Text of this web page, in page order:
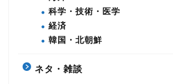
科学・技術・医学
経済
韓国・北朝鮮
ネタ・雑談